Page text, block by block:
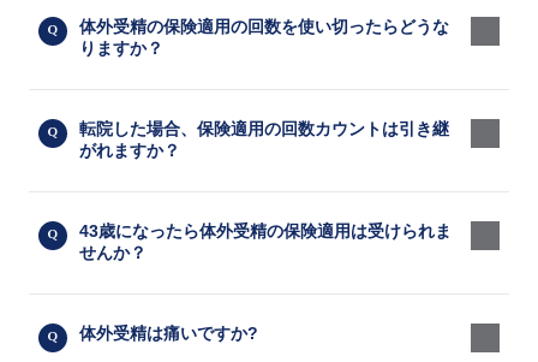
体外受精の保険適用の回数を使い切ったらどうな
りますか？
転院した場合、保険適用の回数カウントは引き継
がれますか？
43歳になったら体外受精の保険適用は受けられま
せんか？
体外受精は痛いですか?